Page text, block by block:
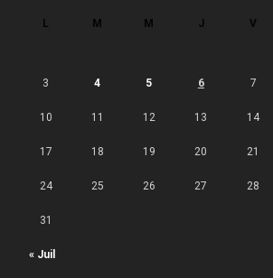
L M M J V
« Juil
3 4 5 6 7
10 11 12 13 14
17 18 19 20 21
24 25 26 27 28
31